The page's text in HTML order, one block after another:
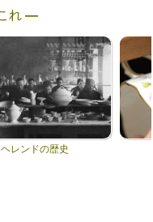
れ ―
ヘレンドの歴史